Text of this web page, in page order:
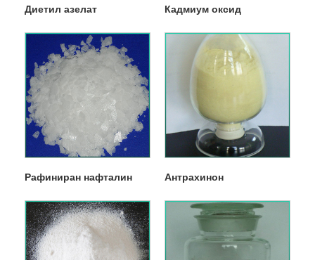
Диетил азелат Кадмиум оксид
Рафиниран нафталин Антрахинон